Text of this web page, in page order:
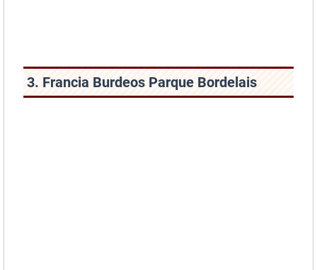
3. Francia Burdeos Parque Bordelais